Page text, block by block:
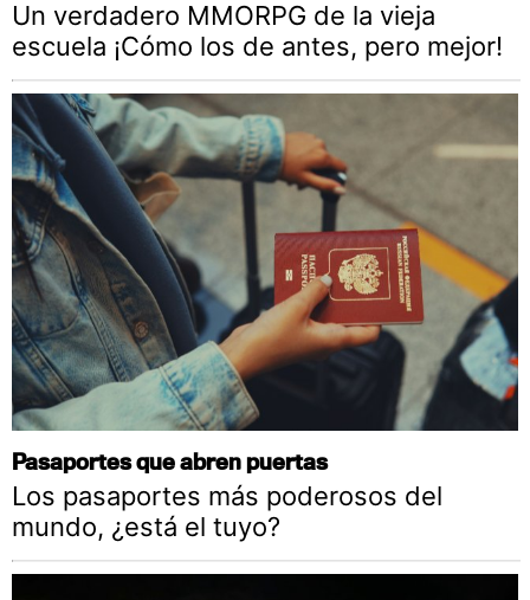
Un verdadero MMORPG de la vieja
escuela ¡Cómo los de antes, pero mejor!
Pasaportes que abren puertas
Los pasaportes más poderosos del
mundo, ¿está el tuyo?